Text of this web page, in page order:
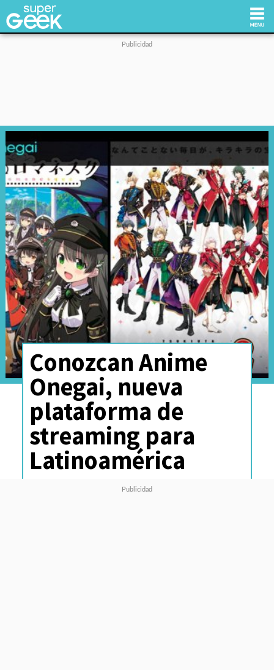
Tecnología
Videojuegos
Reviews
Cultura Pop
Streaming
Síguenos:
Conozcan Anime
Onegai, nueva
plataforma de
streaming para
Latinoamérica